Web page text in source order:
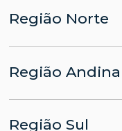
CHINA parte da
APACHE parte
Bruxelas
Nova Iorque
Washington, D.C.
Região Norte
Ciudad de Mexico
BESO by LLYC
Panamá
Santo Domingo
Região Andina
Lima
Região Sul